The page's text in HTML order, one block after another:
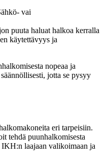
vai
puuta haluat halkoa kerralla
käytettävyys ja
nopeaa ja
jotta se pysyy
eri tarpeisiin.
tehdä puunhalkomisesta
IKH:n laajaan valikoimaan ja